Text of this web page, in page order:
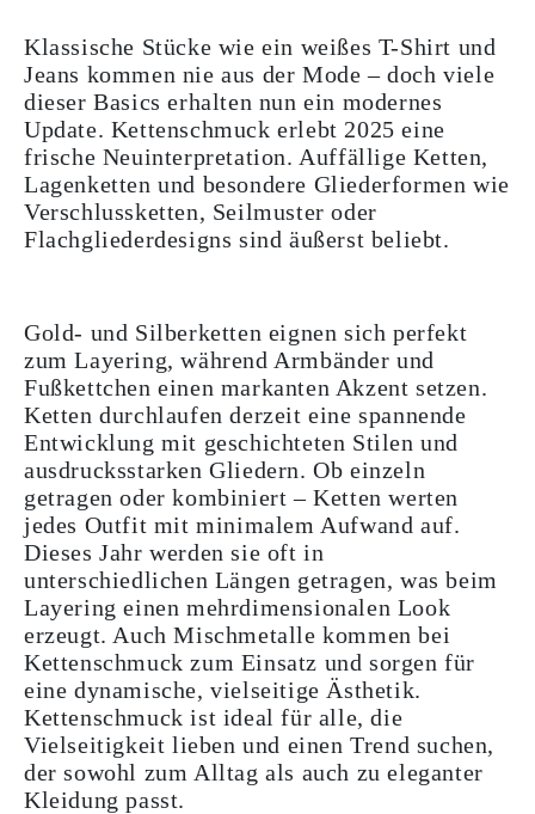
Klassische Stücke wie ein weißes T-Shirt und
Jeans kommen nie aus der Mode – doch viele
dieser Basics erhalten nun ein modernes
Update. Kettenschmuck erlebt 2025 eine
frische Neuinterpretation. Auffällige Ketten,
Lagenketten und besondere Gliederformen wie
Verschlussketten, Seilmuster oder
Flachgliederdesigns sind äußerst beliebt.
Gold- und Silberketten eignen sich perfekt
zum Layering, während Armbänder und
Fußkettchen einen markanten Akzent setzen.
Ketten durchlaufen derzeit eine spannende
Entwicklung mit geschichteten Stilen und
ausdrucksstarken Gliedern. Ob einzeln
getragen oder kombiniert – Ketten werten
jedes Outfit mit minimalem Aufwand auf.
Dieses Jahr werden sie oft in
unterschiedlichen Längen getragen, was beim
Layering einen mehrdimensionalen Look
erzeugt. Auch Mischmetalle kommen bei
Kettenschmuck zum Einsatz und sorgen für
eine dynamische, vielseitige Ästhetik.
Kettenschmuck ist ideal für alle, die
Vielseitigkeit lieben und einen Trend suchen,
der sowohl zum Alltag als auch zu eleganter
Kleidung passt.